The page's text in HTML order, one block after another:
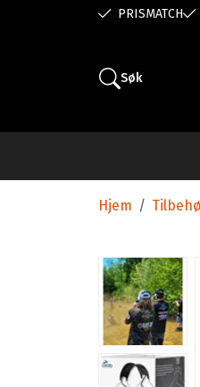
PRISMATCH
Søk
/
Hjem